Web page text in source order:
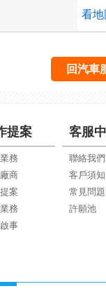
看
回汽車
提案
務
商
案
務
事
客服
聯絡我們
客戶須知
常見問題
許願池